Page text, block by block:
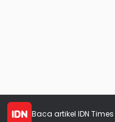
Baca artikel IDN Times